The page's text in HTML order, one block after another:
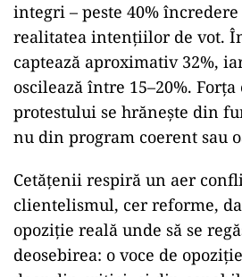
integri – peste 40%
realitatea intențiilor de vot.
captează aproximativ 32%,
oscilează între 15–20%.
protestului se hrănește din
nu din program coerent sau
Cetățenii respiră un aer
clientelismul, cer reforme,
opoziție reală unde să se
deosebirea: o voce de